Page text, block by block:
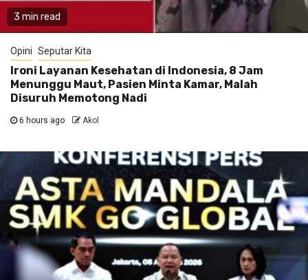
3 min read
Opini Seputar Kita
Ironi Layanan Kesehatan di Indonesia, 8 Jam
Menunggu Maut, Pasien Minta Kamar, Malah
Disuruh Memotong Nadi
6 hours ago Akol